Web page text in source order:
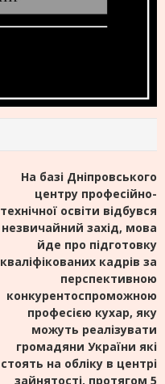
На базі Дніпровського
центру професійно-
технічної освіти відбувся
незвичайний захід, мова
йде про підготовку
кваліфікованих кадрів за
перспективною
конкурентоспроможною
професією кухар, яку
можуть реалізувати
громадяни України які
стоять на обліку в центрі
зайнятості, протягом 5